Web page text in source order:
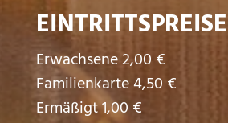
EINTRITTSPREISE
Erwachsene 2,00 €
Familienkarte 4,50 €
Ermäßigt 1,00 €